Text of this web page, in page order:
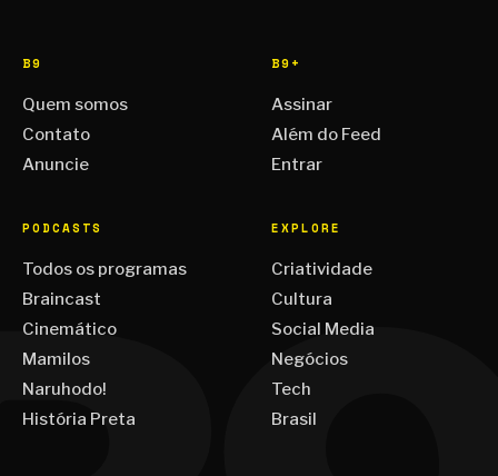
B9
Quem somos
Contato
Anuncie
B9+
Assinar
Além do Feed
Entrar
PODCASTS
Todos os programas
Braincast
Cinemático
Mamilos
Naruhodo!
História Preta
EXPLORE
Criatividade
Cultura
Social Media
Negócios
Tech
Brasil